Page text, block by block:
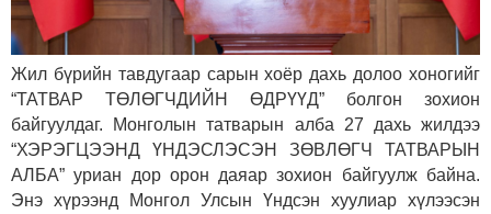
Жил бүрийн тавдугаар сарын хоёр дахь долоо хоногийг
“ТАТВАР ТӨЛӨГЧДИЙН ӨДРҮҮД” болгон зохион
байгуулдаг. Монголын татварын алба 27 дахь жилдээ
“ХЭРЭГЦЭЭНД ҮНДЭСЛЭСЭН ЗӨВЛӨГЧ ТАТВАРЫН
АЛБА” уриан дор орон даяар зохион байгуулж байна.
Энэ хүрээнд Монгол Улсын Үндсэн хуулиар хүлээсэн